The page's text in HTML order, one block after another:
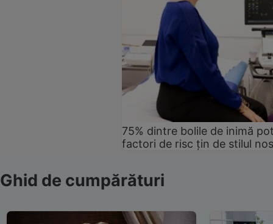
75% dintre bolile de inimă
factori de risc țin de stilul
Ghid de cumpărături